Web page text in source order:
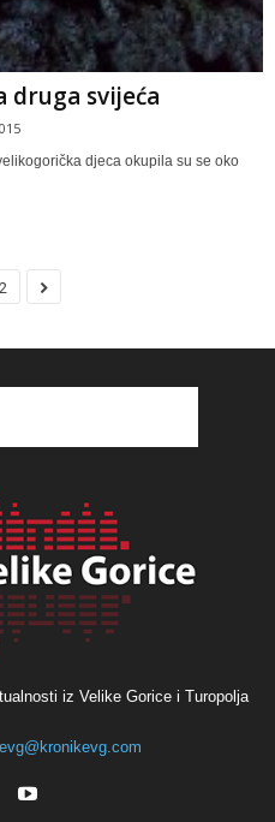
druga svijeća
djeca okupila su se oko
2
iz Velike Gorice i Turopolja